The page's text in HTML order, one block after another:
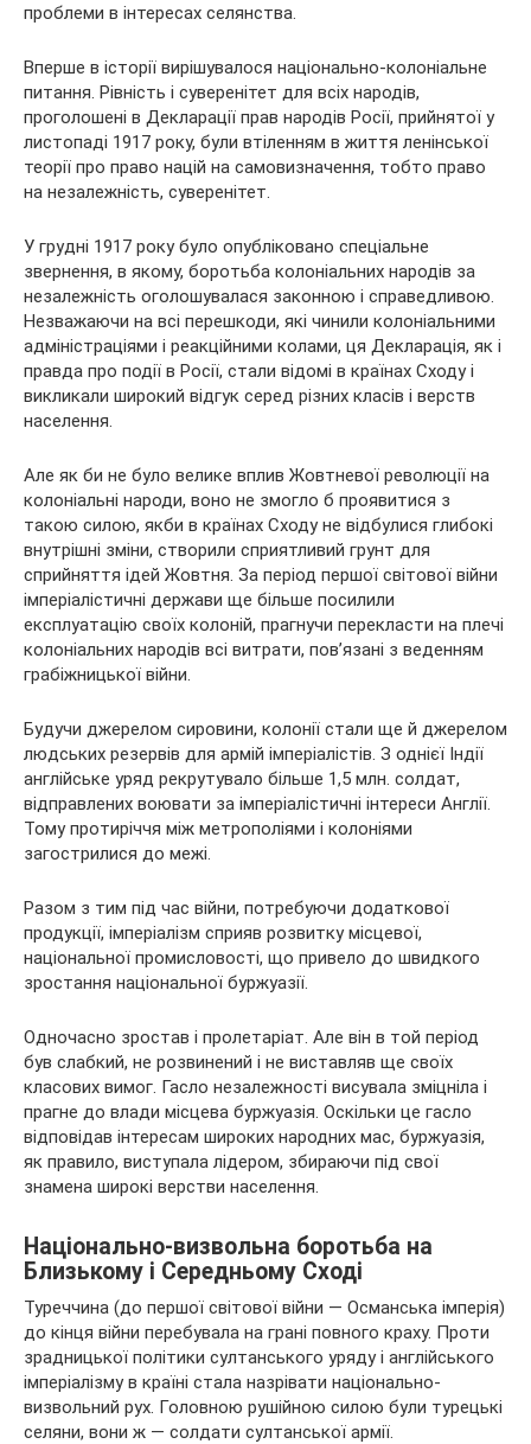
проблеми в інтересах селянства.
Вперше в історії вирішувалося національно-колоніальне
питання. Рівність і суверенітет для всіх народів,
проголошені в Декларації прав народів Росії, прийнятої у
листопаді 1917 року, були втіленням в життя ленінської
теорії про право націй на самовизначення, тобто право
на незалежність, суверенітет.
У грудні 1917 року було опубліковано спеціальне
звернення, в якому, боротьба колоніальних народів за
незалежність оголошувалася законною і справедливою.
Незважаючи на всі перешкоди, які чинили колоніальними
адміністраціями і реакційними колами, ця Декларація, як і
правда про події в Росії, стали відомі в країнах Сходу і
викликали широкий відгук серед різних класів і верств
населення.
Але як би не було велике вплив Жовтневої революції на
колоніальні народи, воно не змогло б проявитися з
такою силою, якби в країнах Сходу не відбулися глибокі
внутрішні зміни, створили сприятливий грунт для
сприйняття ідей Жовтня. За період першої світової війни
імперіалістичні держави ще більше посилили
експлуатацію своїх колоній, прагнучи перекласти на плечі
колоніальних народів всі витрати, пов’язані з веденням
грабіжницької війни.
Будучи джерелом сировини, колонії стали ще й джерелом
людських резервів для армій імперіалістів. З однієї Індії
англійське уряд рекрутувало більше 1,5 млн. солдат,
відправлених воювати за імперіалістичні інтереси Англії.
Тому протиріччя між метрополіями і колоніями
загострилися до межі.
Разом з тим під час війни, потребуючи додаткової
продукції, імперіалізм сприяв розвитку місцевої,
національної промисловості, що привело до швидкого
зростання національної буржуазії.
Одночасно зростав і пролетаріат. Але він в той період
був слабкий, не розвинений і не виставляв ще своїх
класових вимог. Гасло незалежності висувала зміцніла і
прагне до влади місцева буржуазія. Оскільки це гасло
відповідав інтересам широких народних мас, буржуазія,
як правило, виступала лідером, збираючи під свої
знамена широкі верстви населення.
Національно-визвольна боротьба на
Близькому і Середньому Сході
Туреччина (до першої світової війни — Османська імперія)
до кінця війни перебувала на грані повного краху. Проти
зрадницької політики султанського уряду і англійського
імперіалізму в країні стала назрівати національно-
визвольний рух. Головною рушійною силою були турецькі
селяни, вони ж — солдати султанської армії.